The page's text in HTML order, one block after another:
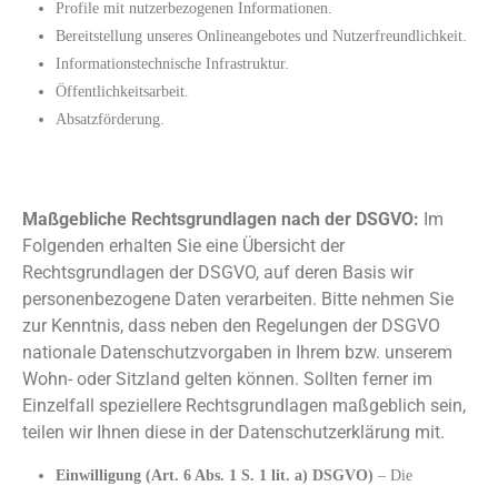
Profile mit nutzerbezogenen Informationen.
Bereitstellung unseres Onlineangebotes und Nutzerfreundlichkeit.
Informationstechnische Infrastruktur.
Öffentlichkeitsarbeit.
Absatzförderung.
Maßgebliche Rechtsgrundlagen nach der DSGVO: Im
Folgenden erhalten Sie eine Übersicht der
Rechtsgrundlagen der DSGVO, auf deren Basis wir
personenbezogene Daten verarbeiten. Bitte nehmen Sie
zur Kenntnis, dass neben den Regelungen der DSGVO
nationale Datenschutzvorgaben in Ihrem bzw. unserem
Wohn- oder Sitzland gelten können. Sollten ferner im
Einzelfall speziellere Rechtsgrundlagen maßgeblich sein,
teilen wir Ihnen diese in der Datenschutzerklärung mit.
Einwilligung (Art. 6 Abs. 1 S. 1 lit. a) DSGVO) – Die